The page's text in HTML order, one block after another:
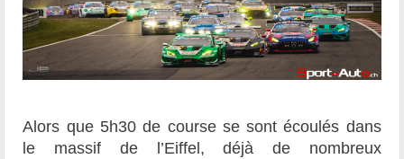
Alors que 5h30 de course se sont écoulés dans
le massif de l’Eiffel, déjà de nombreux